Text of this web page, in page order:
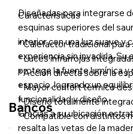
Características
* Calefactor tradicional para
* Luces infrarrojas
* Acción directa sobre la
* Mayor confort térmico
* Diseño totalmente
* Compatible con distintos
Diseñadas para integrarse
esquinas superiores del
interior con una luz suave y
experiencia sin invadirla. Su
protege la fuente lumínica
espacio, logrando un
funcionalidad y diseño.
Gracias a su ubicación
resalta las vetas de la
Bancos